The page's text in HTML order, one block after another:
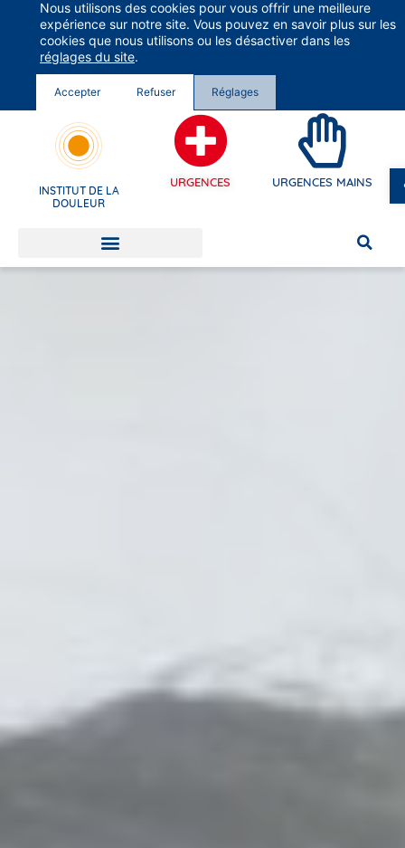
Groupe Vivalto Santé
Entre nous, la vie
INSTITUT DE LA
DOULEUR
URGENCES URGENCES MAINS
Nous utilisons des cookies pour vous offrir une meilleure
expérience sur notre site. Vous pouvez en savoir plus sur les
cookies que nous utilisons ou les désactiver dans les
réglages du site.
Accepter Refuser Réglages